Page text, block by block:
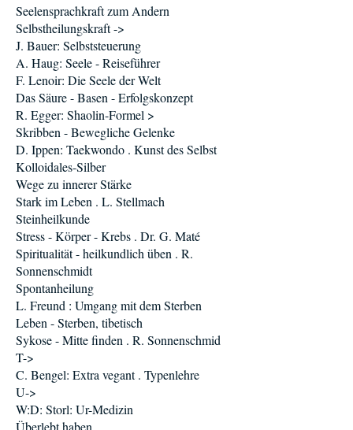
Seelensprachkraft zum Andern
Selbstheilungskraft ->
J. Bauer: Selbststeuerung
A. Haug: Seele - Reiseführer
F. Lenoir: Die Seele der Welt
Das Säure - Basen - Erfolgskonzept
R. Egger: Shaolin-Formel >
Skribben - Bewegliche Gelenke
D. Ippen: Taekwondo . Kunst des Selbst
Kolloidales-Silber
Wege zu innerer Stärke
Stark im Leben . L. Stellmach
Steinheilkunde
Stress - Körper - Krebs . Dr. G. Maté
Spiritualität - heilkundlich üben . R.
Sonnenschmidt
Spontanheilung
L. Freund : Umgang mit dem Sterben
Leben - Sterben, tibetisch
Sykose - Mitte finden . R. Sonnenschmid
T->
C. Bengel: Extra vegant . Typenlehre
U->
W:D: Storl: Ur-Medizin
Überlebt haben